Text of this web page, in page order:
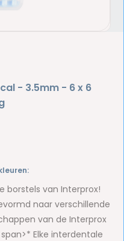
- 3.5mm - 6 x 6
borstels van Interprox!
naar verschillende
van de Interprox
Elke interdentale